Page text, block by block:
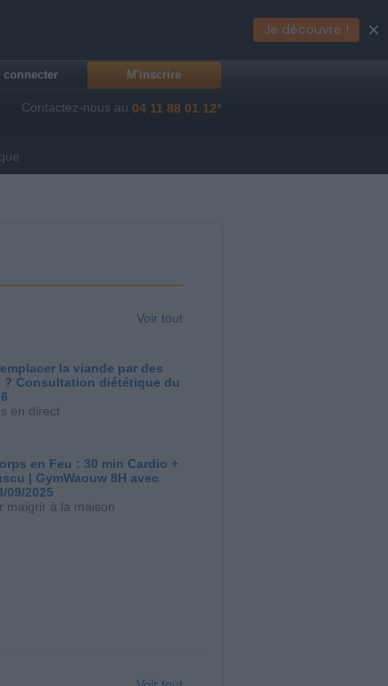
connecter M'inscrire
Contactez-nous au 04 11 88 01 12*
Voir tout
la viande par des
? Consultation diététique du
en direct
en Feu : 30 min Cardio +
| GymWaouw 8H avec
09/2025
maigrir à la maison
Je découvre ! ×